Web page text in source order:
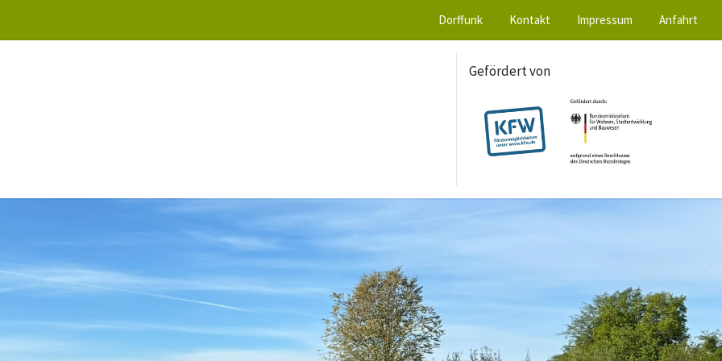
Dorffunk Kontakt Impressum Anfahrt
Gefördert von